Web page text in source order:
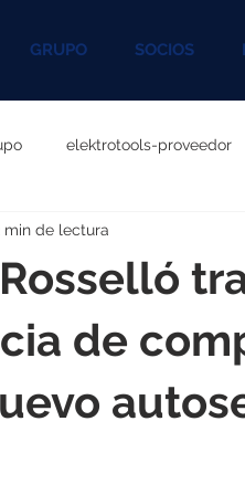
GRUPO SOCIOS
elektrotools-proveedor
P060000
P096000
P046000
de
min de lectura